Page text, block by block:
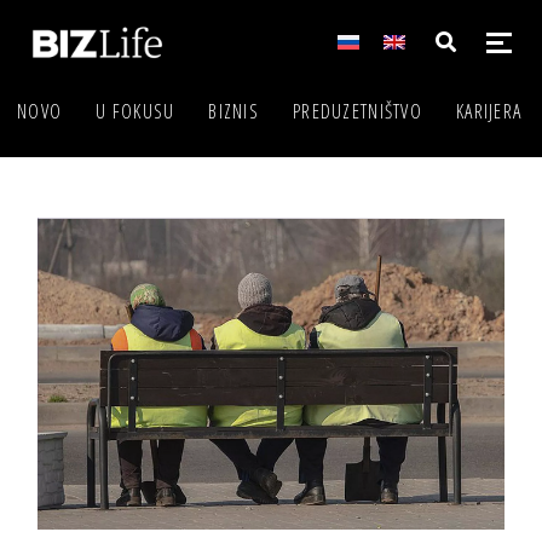
NOVO U FOKUSU BIZNIS PREDUZETNIŠTVO KARIJERA